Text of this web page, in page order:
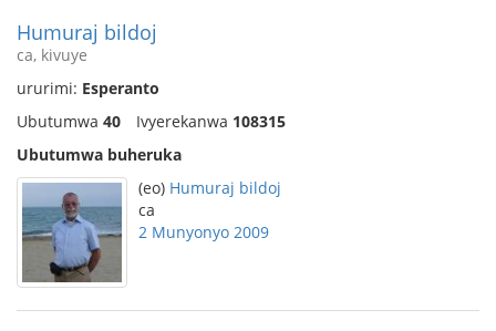
Humuraj bildoj
ca, kivuye
ururimi: Esperanto
Ubutumwa 40 Ivyerekanwa 108315
Ubutumwa buheruka
(eo) Humuraj bildoj
ca
2 Munyonyo 2009